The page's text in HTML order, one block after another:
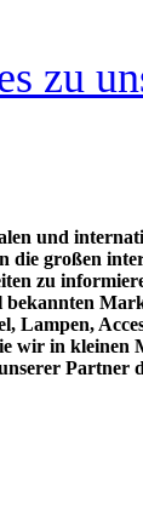
zu
und
die großen
zu
bekannten
Lampen,
wir in kleinen
Partner